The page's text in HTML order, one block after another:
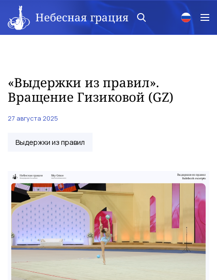
Небесная грация
«Выдержки из правил».
Вращение Гизиковой (GZ)
27 августа 2025
Выдержки из правил